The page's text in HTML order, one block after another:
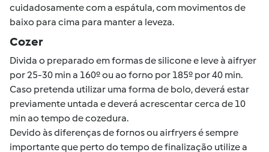
cuidadosamente com a espátula, com movimentos de
baixo para cima para manter a leveza.
Cozer
Divida o preparado em formas de silicone e leve à aifryer
por 25-30 min a 160º ou ao forno por 185º por 40 min.
Caso pretenda utilizar uma forma de bolo, deverá estar
previamente untada e deverá acrescentar cerca de 10
min ao tempo de cozedura.
Devido às diferenças de fornos ou airfryers é sempre
importante que perto do tempo de finalização utilize a